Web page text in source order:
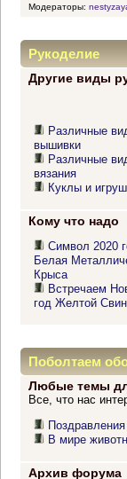
Модераторы:
Рукоделие
Другие виды
Различные
вышивки
Различные
вязания
Куклы и
Кому что надо
Символ 2020
Белая
Крыса
Встречаем
год Желтой
Поболтаем
Любые темы
Все, что нас
Поздравления
В мире
Архив форума